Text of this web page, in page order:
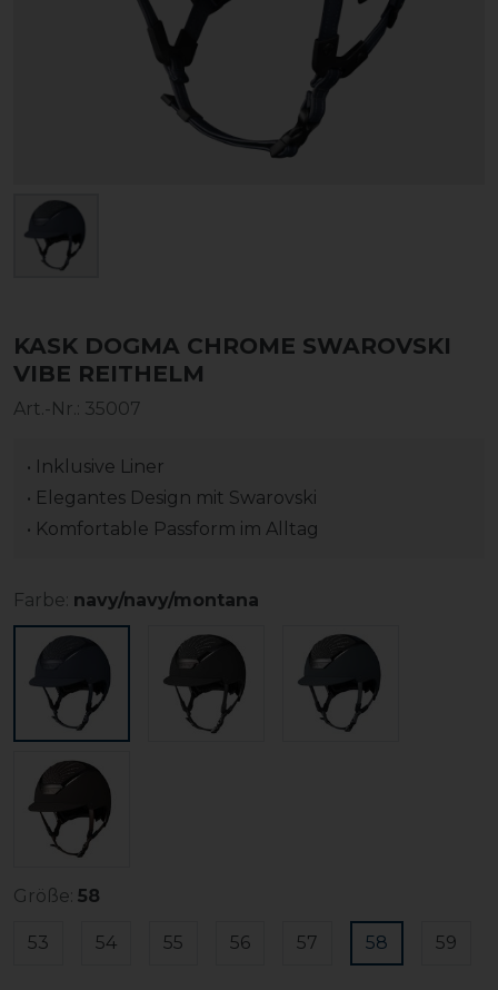
KASK DOGMA CHROME SWAROVSKI
VIBE REITHELM
Art.-Nr.: 35007
• Inklusive Liner
• Elegantes Design mit Swarovski
• Komfortable Passform im Alltag
Farbe: navy/navy/montana
Größe: 58
53 54 55 56 57 58 59